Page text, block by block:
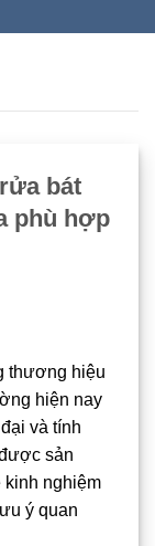
bát
phù hợp
thương hiệu
hiện nay
và tính
sản
kinh nghiệm
ý quan